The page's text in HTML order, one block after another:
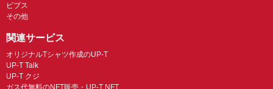
ビブス
その他
関連サービス
オリジナルTシャツ作成のUP-T
UP-T Talk
UP-T クジ
ガス代無料のNFT販売・UP-T NFT